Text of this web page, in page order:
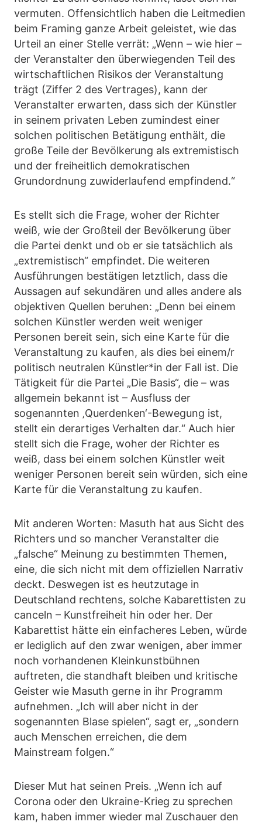
vermuten. Offensichtlich haben die Leitmedien
beim Framing ganze Arbeit geleistet, wie das
Urteil an einer Stelle verrät: „Wenn – wie hier –
der Veranstalter den überwiegenden Teil des
wirtschaftlichen Risikos der Veranstaltung
trägt (Ziffer 2 des Vertrages), kann der
Veranstalter erwarten, dass sich der Künstler
in seinem privaten Leben zumindest einer
solchen politischen Betätigung enthält, die
große Teile der Bevölkerung als extremistisch
und der freiheitlich demokratischen
Grundordnung zuwiderlaufend empfindend.“
Es stellt sich die Frage, woher der Richter
weiß, wie der Großteil der Bevölkerung über
die Partei denkt und ob er sie tatsächlich als
„extremistisch“ empfindet. Die weiteren
Ausführungen bestätigen letztlich, dass die
Aussagen auf sekundären und alles andere als
objektiven Quellen beruhen: „Denn bei einem
solchen Künstler werden weit weniger
Personen bereit sein, sich eine Karte für die
Veranstaltung zu kaufen, als dies bei einem/r
politisch neutralen Künstler*in der Fall ist. Die
Tätigkeit für die Partei „Die Basis“, die – was
allgemein bekannt ist – Ausfluss der
sogenannten ‚Querdenken‘-Bewegung ist,
stellt ein derartiges Verhalten dar.“ Auch hier
stellt sich die Frage, woher der Richter es
weiß, dass bei einem solchen Künstler weit
weniger Personen bereit sein würden, sich eine
Karte für die Veranstaltung zu kaufen.
Mit anderen Worten: Masuth hat aus Sicht des
Richters und so mancher Veranstalter die
„falsche“ Meinung zu bestimmten Themen,
eine, die sich nicht mit dem offiziellen Narrativ
deckt. Deswegen ist es heutzutage in
Deutschland rechtens, solche Kabarettisten zu
canceln – Kunstfreiheit hin oder her. Der
Kabarettist hätte ein einfacheres Leben, würde
er lediglich auf den zwar wenigen, aber immer
noch vorhandenen Kleinkunstbühnen
auftreten, die standhaft bleiben und kritische
Geister wie Masuth gerne in ihr Programm
aufnehmen. „Ich will aber nicht in der
sogenannten Blase spielen“, sagt er, „sondern
auch Menschen erreichen, die dem
Mainstream folgen.“
Dieser Mut hat seinen Preis. „Wenn ich auf
Corona oder den Ukraine-Krieg zu sprechen
kam, haben immer wieder mal Zuschauer den